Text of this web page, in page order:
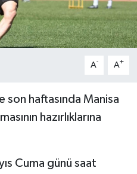
A- A+
haftasında Manisa
hazırlıklarına
Cuma günü saat